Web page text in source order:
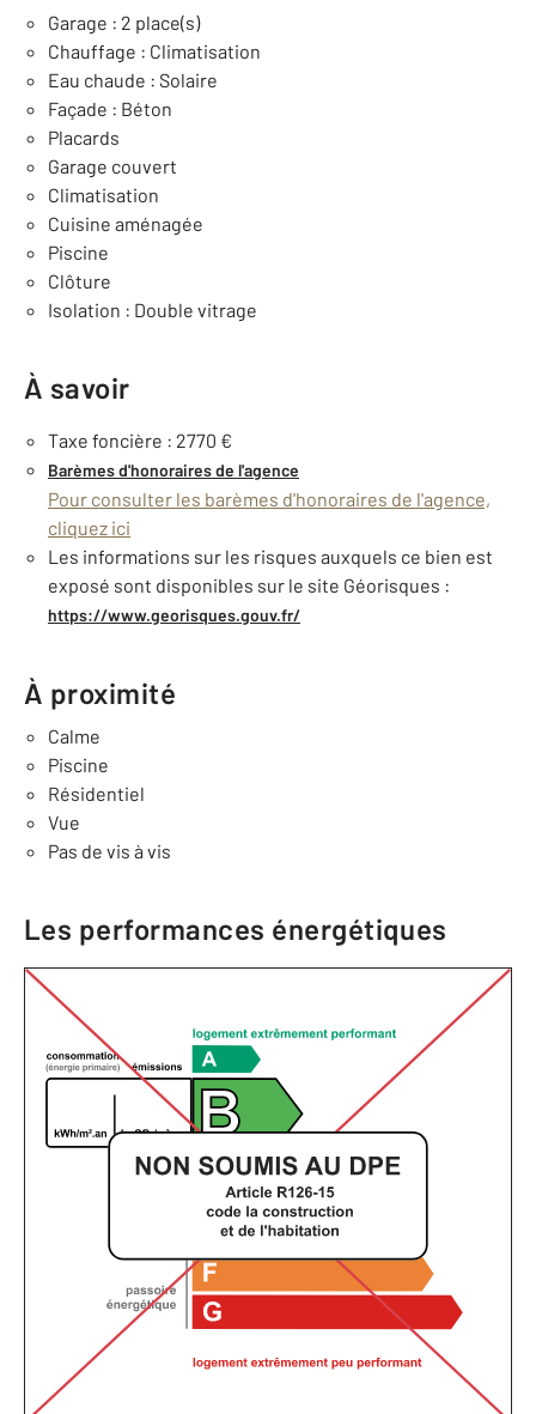
Garage : 2 place(s)
Chauffage : Climatisation
Eau chaude : Solaire
Façade : Béton
Placards
Garage couvert
Climatisation
Cuisine aménagée
Piscine
Clôture
Isolation : Double vitrage
À savoir
Taxe foncière : 2770 €
Barèmes d'honoraires de l'agence
Pour consulter les barèmes d'honoraires de l'agence,
cliquez ici
Les informations sur les risques auxquels ce bien est
exposé sont disponibles sur le site Géorisques :
https://www.georisques.gouv.fr/
À proximité
Calme
Piscine
Résidentiel
Vue
Pas de vis à vis
Les performances énergétiques